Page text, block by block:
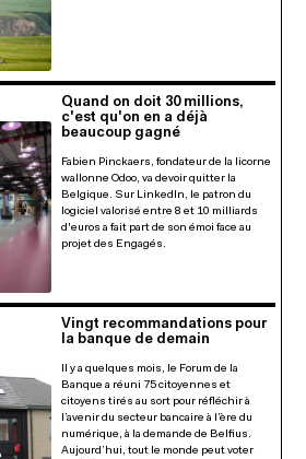
Quand on doit 30 millions,
c'est qu'on en a déjà
beaucoup gagné
Fabien Pinckaers, fondateur de la licorne
wallonne Odoo, va devoir quitter la
Belgique. Sur LinkedIn, le patron du
logiciel valorisé entre 8 et 10 milliards
d'euros a fait part de son émoi face au
projet des Engagés.
Vingt recommandations pour
la banque de demain
Il y a quelques mois, le Forum de la
Banque a réuni 75 citoyennes et
citoyens tirés au sort pour réfléchir à
l’avenir du secteur bancaire à l’ère du
numérique, à la demande de Belfius.
Aujourd’hui, tout le monde peut voter